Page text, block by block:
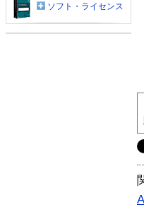
ソフト・ライセンス